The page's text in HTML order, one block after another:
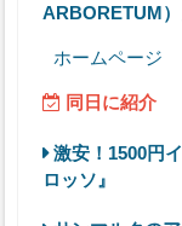
ARBORETUM）
ホームページ
同日に紹介
激安！1500円
ロッソ』